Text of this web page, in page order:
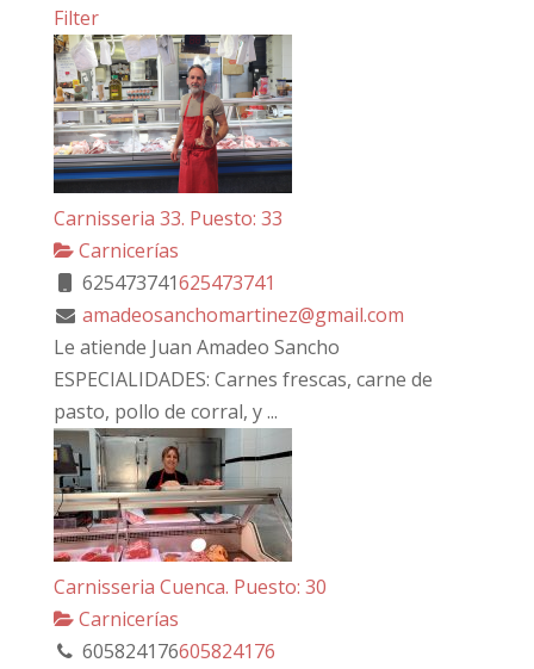
Filter
Carnisseria 33. Puesto: 33
Carnicerías
625473741625473741
amadeosanchomartinez@gmail.com
Le atiende Juan Amadeo Sancho
ESPECIALIDADES: Carnes frescas, carne de
pasto, pollo de corral, y ...
Carnisseria Cuenca. Puesto: 30
Carnicerías
605824176605824176